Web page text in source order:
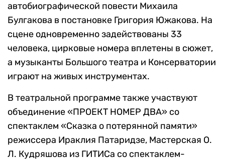
автобиографической повести Михаила
Булгакова в постановке Григория Южакова. На
сцене одновременно задействованы 33
человека, цирковые номера вплетены в сюжет,
а музыканты Большого театра и Консерватории
играют на живых инструментах.
В театральной программе также участвуют
объединение «ПРОЕКТ НОМЕР ДВА» со
спектаклем «Сказка о потерянной памяти»
режиссера Ираклия Патаридзе, Мастерская О.
Л. Кудряшова из ГИТИСа со спектаклем-